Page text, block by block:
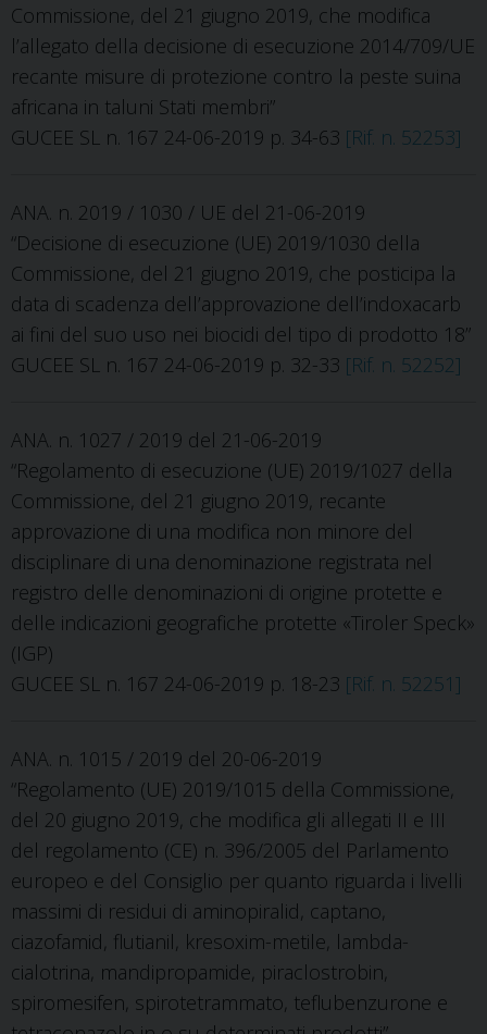
Commissione, del 21 giugno 2019, che modifica
l’allegato della decisione di esecuzione 2014/709/UE
recante misure di protezione contro la peste suina
africana in taluni Stati membri”
GUCEE SL n. 167 24-06-2019 p. 34-63 [Rif. n. 52253]
ANA. n. 2019 / 1030 / UE del 21-06-2019
“Decisione di esecuzione (UE) 2019/1030 della
Commissione, del 21 giugno 2019, che posticipa la
data di scadenza dell’approvazione dell’indoxacarb
ai fini del suo uso nei biocidi del tipo di prodotto 18”
GUCEE SL n. 167 24-06-2019 p. 32-33 [Rif. n. 52252]
ANA. n. 1027 / 2019 del 21-06-2019
“Regolamento di esecuzione (UE) 2019/1027 della
Commissione, del 21 giugno 2019, recante
approvazione di una modifica non minore del
disciplinare di una denominazione registrata nel
registro delle denominazioni di origine protette e
delle indicazioni geografiche protette «Tiroler Speck»
(IGP)
GUCEE SL n. 167 24-06-2019 p. 18-23 [Rif. n. 52251]
ANA. n. 1015 / 2019 del 20-06-2019
“Regolamento (UE) 2019/1015 della Commissione,
del 20 giugno 2019, che modifica gli allegati II e III
del regolamento (CE) n. 396/2005 del Parlamento
europeo e del Consiglio per quanto riguarda i livelli
massimi di residui di aminopiralid, captano,
ciazofamid, flutianil, kresoxim-metile, lambda-
cialotrina, mandipropamide, piraclostrobin,
spiromesifen, spirotetrammato, teflubenzurone e